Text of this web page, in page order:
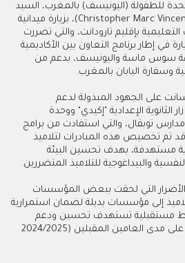
للطفولة (اليونيسف) بالمغرب، السيد
كريستوفر مارك فينسانت (Christopher Marc Vincent)، بزيارة ميدانية
بإقليم تارودانت، والتي تضررت
في إطار برنامج التعاون بين الأكاديمية
سوس ماسة واليونيسف، بدعم من
وسفارة اليابان بالمغرب.
على الجهود المبذولة لدعم
الإعدادية "إكيدي" ووحدة
توبقال، والتي استفادت من برامج
وقد تم تخصيص هذه المبادرات لتلاميذ
مستهدفة، بهدف تحسين البيئة
والبيداغوجية للتلاميذ المتضررين.
الأضرار التي لحقت ببعض المؤسسات
إلى مؤسسات بديلة لضمان استمرارية
مستقبلية تستهدف تحسين ودعم
العملية التعليمية والنفسية على مدى العامين المقبلين (2024/2025